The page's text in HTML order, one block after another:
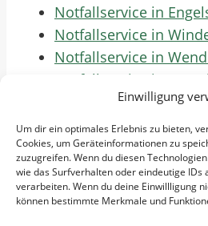
Einwilligung
Um dir ein optimales Erlebnis zu bieten,
Cookies, um Geräteinformationen zu
zuzugreifen. Wenn du diesen
wie das Surfverhalten oder eindeutige IDs
verarbeiten. Wenn du deine Einwillligung
können bestimmte Merkmale und
Notfallservice in
Notfallservice in
Notfallservice in
Notfallservice in
Notfallservice in Eitorf
Notfallservice in
Notfallservice in
Notfallservice in
Notfallservice in